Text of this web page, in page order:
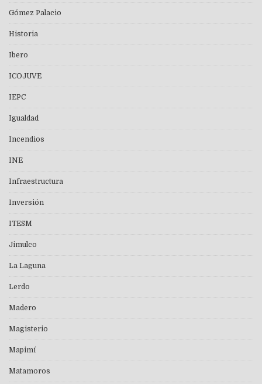
Gómez Palacio
Historia
Ibero
ICOJUVE
IEPC
Igualdad
Incendios
INE
Infraestructura
Inversión
ITESM
Jimulco
La Laguna
Lerdo
Madero
Magisterio
Mapimí
Matamoros